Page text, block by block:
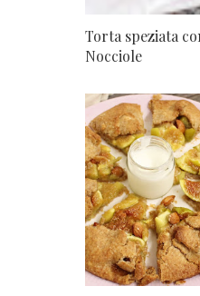
Torta speziata
Nocciole